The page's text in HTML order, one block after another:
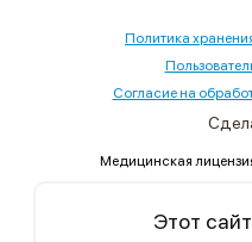
Политика
Согласие на
Медицинская
Этот